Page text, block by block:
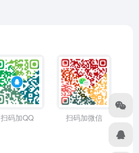
扫码加QQ 扫码加微信